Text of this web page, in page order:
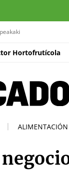
kaki
Hortofrutícola
ALIMENTACIÓN